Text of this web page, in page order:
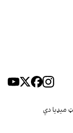
میډیا دي